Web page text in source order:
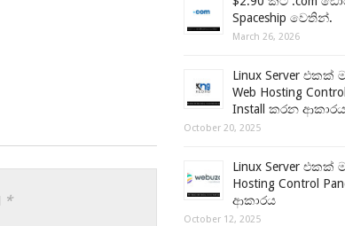
*
Spaceship වෙතින්.
March 26, 2026
Linux Server එකක්
Web Hosting
Install කරන ආකාරය
October 20, 2025
Linux Server එකක්
Hosting Control
ආකාරය
October 12, 2025